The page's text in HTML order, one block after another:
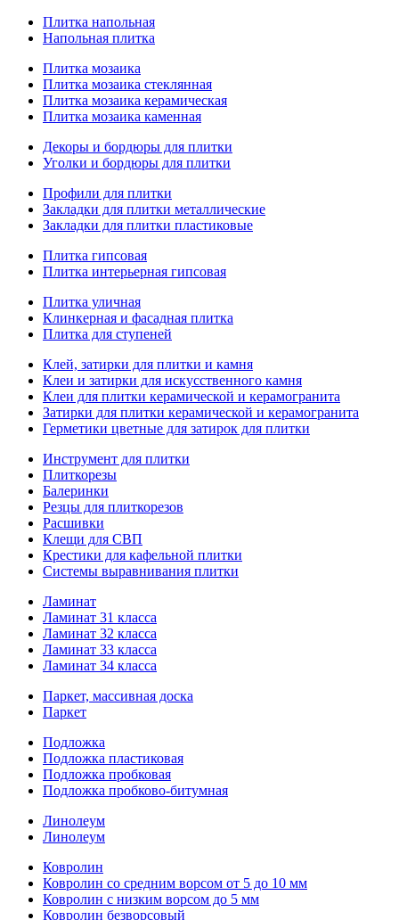
Плитка напольная
Напольная плитка
Плитка мозаика
Плитка мозаика стеклянная
Плитка мозаика керамическая
Плитка мозаика каменная
Декоры и бордюры для плитки
Уголки и бордюры для плитки
Профили для плитки
Закладки для плитки металлические
Закладки для плитки пластиковые
Плитка гипсовая
Плитка интерьерная гипсовая
Плитка уличная
Клинкерная и фасадная плитка
Плитка для ступеней
Клей, затирки для плитки и камня
Клеи и затирки для искусственного камня
Клеи для плитки керамической и керамогранита
Затирки для плитки керамической и керамогранита
Герметики цветные для затирок для плитки
Инструмент для плитки
Плиткорезы
Балеринки
Резцы для плиткорезов
Расшивки
Клещи для СВП
Крестики для кафельной плитки
Системы выравнивания плитки
Ламинат
Ламинат 31 класса
Ламинат 32 класса
Ламинат 33 класса
Ламинат 34 класса
Паркет, массивная доска
Паркет
Подложка
Подложка пластиковая
Подложка пробковая
Подложка пробково-битумная
Линолеум
Линолеум
Ковролин
Ковролин со средним ворсом от 5 до 10 мм
Ковролин с низким ворсом до 5 мм
Ковролин безворсовый